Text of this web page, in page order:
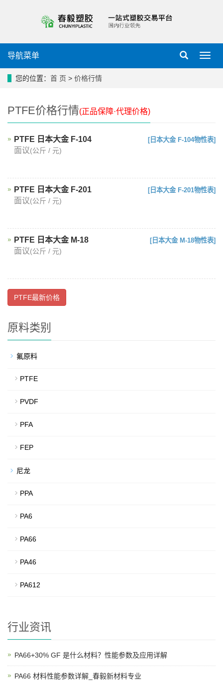
导
导航菜单
您的位置： 首 页 > 价格行情
PTFE价格行情(正品保障·代理价格)
PTFE 日本大金 F-104 [日本大金 F-104物性表]
面议(公斤 / 元)
PTFE 日本大金 F-201 [日本大金 F-201物性表]
面议(公斤 / 元)
PTFE 日本大金 M-18 [日本大金 M-18物性表]
面议(公斤 / 元)
PTFE最新价格
原料类别
氟原料
PTFE
PVDF
PFA
FEP
尼龙
PPA
PA6
PA66
PA46
PA612
行业资讯
PA66+30% GF 是什么材料？性能参数及应用详解
PA66 材料性能参数详解_春毅新材料专业